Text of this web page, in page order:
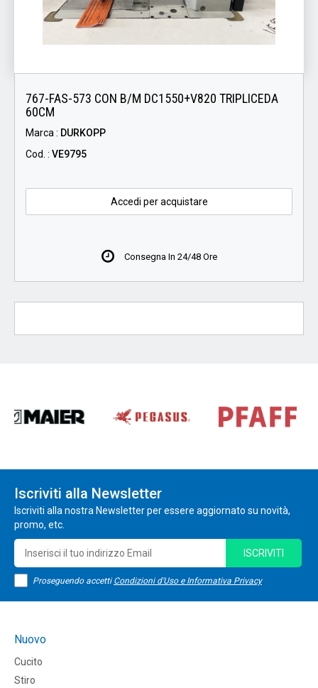
767-FAS-573 CON B/M DC1550+V820 TRIPLICEDA
60CM
Marca : DURKOPP
Cod. : VE9795
Accedi per acquistare
Consegna In 24/48 Ore
Iscriviti alla Newsletter
Iscriviti alla nostra Newsletter per essere aggiornato su novità,
promo, etc.
Proseguendo accetti Condizioni d'Uso e Informativa Privacy
ISCRIVITI
Nuovo
Cucito
Stiro